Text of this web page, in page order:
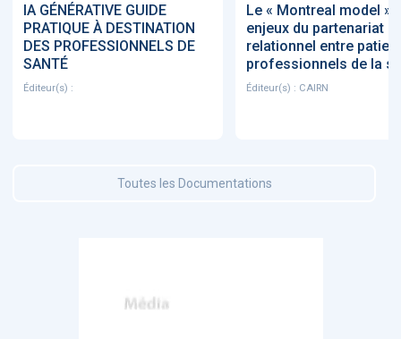
IA GÉNÉRATIVE GUIDE
PRATIQUE À DESTINATION
DES PROFESSIONNELS DE
SANTÉ
Éditeur(s) :
Le « Montreal model » :
enjeux du partenariat
relationnel entre
professionnels de la
Éditeur(s) : CAIRN
Toutes les Documentations